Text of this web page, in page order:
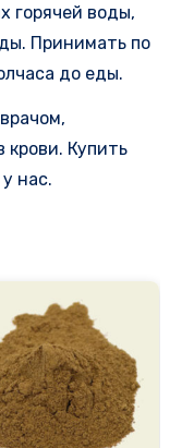
горячей воды,
Принимать по
до еды.
крови. Купить
нас.